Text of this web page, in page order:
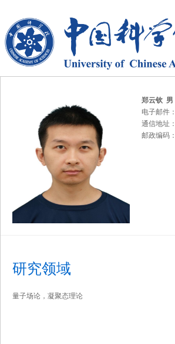
郑云钦 男
电子邮件
通信地址
邮政编码
研究领域
量子场论，凝聚态理论